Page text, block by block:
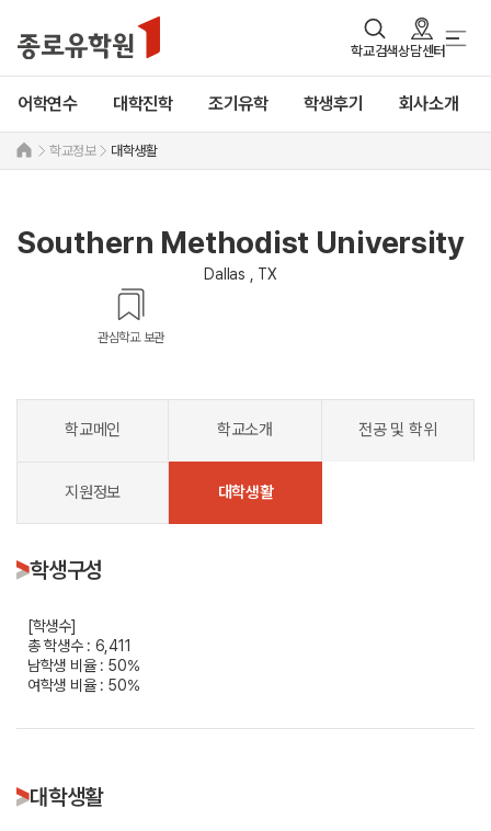
학교검색상담센터
어학연수 대학진학 조기유학 학생후기 회사소개
학교정보 대학생활
Southern Methodist University
Dallas , TX
관심학교 보관
학교메인 학교소개 전공 및 학위
지원정보 대학생활
학생구성
[학생수]
총 학생수 : 6,411
남학생 비율 : 50%
여학생 비율 : 50%
대학생활